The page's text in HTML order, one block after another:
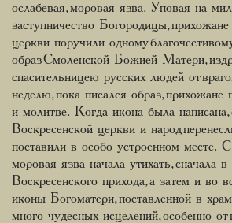
ослабевая, моровая язва. Уповая на
заступничество Богородицы,
церкви поручили одному
образ Смоленской Божией Матери,
спасительницею русских людей от
неделю, пока писался образ, прихожане
и молитве. Когда икона была написана,
Воскресенской церкви и народ
поставили в особо устроенном месте.
моровая язва начала утихать, сначала в
Воскресенского прихода, а затем и во
иконы Богоматери, поставленной в
много чудесных исцелений, особенно от